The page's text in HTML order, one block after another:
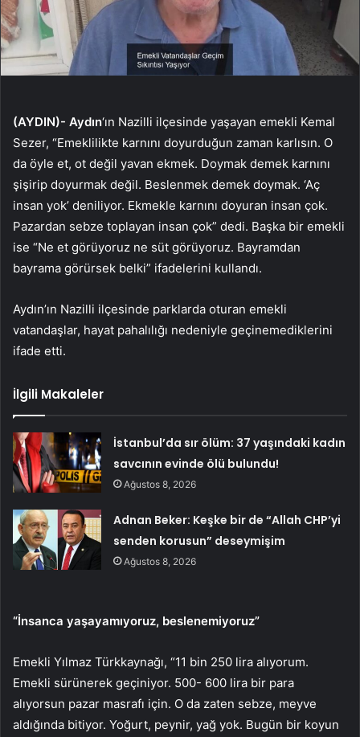
(AYDIN)- Aydın‘ın Nazilli ilçesinde yaşayan emekli Kemal
Sezer, “Emeklilikte karnını doyurduğun zaman karlısın. O
da öyle et, ot değil yavan ekmek. Doymak demek karnını
şişirip doyurmak değil. Beslenmek demek doymak. ‘Aç
insan yok’ deniliyor. Ekmekle karnını doyuran insan çok.
Pazardan sebze toplayan insan çok” dedi. Başka bir emekli
ise “Ne et görüyoruz ne süt görüyoruz. Bayramdan
bayrama görürsek belki” ifadelerini kullandı.
Aydın’ın Nazilli ilçesinde parklarda oturan emekli
vatandaşlar, hayat pahalılığı nedeniyle geçinemediklerini
ifade etti.
İlgili Makaleler
İstanbul’da sır ölüm: 37 yaşındaki kadın
savcının evinde ölü bulundu!
Ağustos 8, 2026
Adnan Beker: Keşke bir de “Allah CHP’yi
senden korusun” deseymişim
Ağustos 8, 2026
“İnsanca yaşayamıyoruz, beslenemiyoruz”
Emekli Yılmaz Türkkaynağı, “11 bin 250 lira alıyorum.
Emekli sürünerek geçiniyor. 500- 600 lira bir para
alıyorsun pazar masrafı için. O da zaten sebze, meyve
aldığında bitiyor. Yoğurt, peynir, yağ yok. Bugün bir koyun